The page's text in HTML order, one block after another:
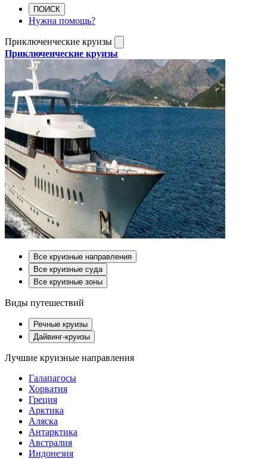
ПОИСК
Нужна помощь?
Приключенческие круизы
Приключенческие круизы
Все круизные направления
Все круизные суда
Все круизные зоны
Виды путешествий
Речные круизы
Дайвинг-круизы
Лучшие круизные направления
Галапагосы
Хорватия
Греция
Арктика
Аляска
Антарктика
Австралия
Индонезия